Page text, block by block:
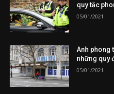
quy tắc
05/01/2021
Anh phong
những quy
05/01/2021